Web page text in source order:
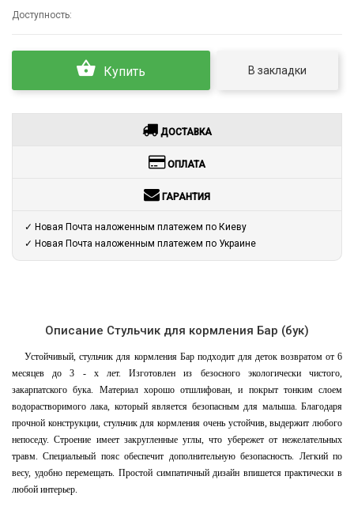
Доступность:
Купить В закладки
ДОСТАВКА
ОПЛАТА
ГАРАНТИЯ
✓ Новая Почта наложенным платежем по Киеву
✓ Новая Почта наложенным платежем по Украине
Описание Стульчик для кормления Бар (бук)
Устойчивый, стульчик для кормления Бар подходит для деток возвратом от 6
месяцев до 3 - х лет. Изготовлен из безосного экологически чистого,
закарпатского бука. Материал хорошо отшлифован, и покрыт тонким слоем
водорастворимого лака, который является безопасным для малыша. Благодаря
прочной конструкции, стульчик для кормления очень устойчив, выдержит любого
непоседу. Строение имеет закругленные углы, что убережет от нежелательных
травм. Специальный пояс обеспечит дополнительную безопасность. Легкий по
весу, удобно перемещать. Простой симпатичный дизайн впишется практически в
любой интерьер.